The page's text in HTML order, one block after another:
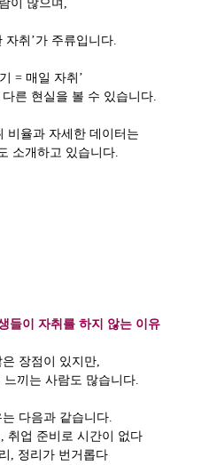
이 많으며,
자취’가 주류입니다.
= 매일 자취’
른 현실을 볼 수 있습니다.
비율과 자세한 데이터는
소개하고 있습니다.
들이 자취를 하지 않는 이유
장점이 있지만,
끼는 사람도 많습니다.
다음과 같습니다.
취업 준비로 시간이 없다
, 정리가 번거롭다